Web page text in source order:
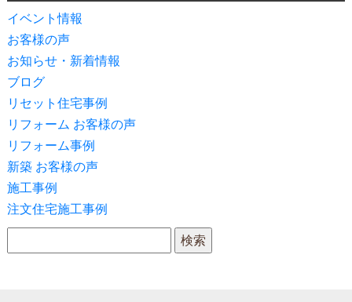
イベント情報
お客様の声
お知らせ・新着情報
ブログ
リセット住宅事例
リフォーム お客様の声
リフォーム事例
新築 お客様の声
施工事例
注文住宅施工事例